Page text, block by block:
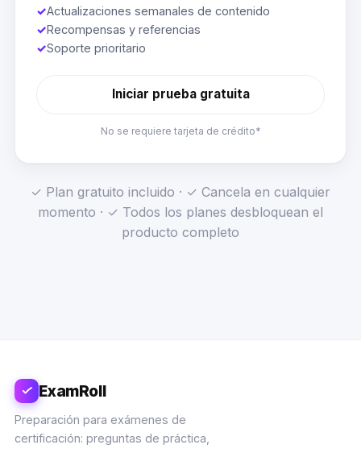
✓Actualizaciones semanales de contenido
✓Recompensas y referencias
✓Soporte prioritario
Iniciar prueba gratuita
No se requiere tarjeta de crédito*
✓ Plan gratuito incluido · ✓ Cancela en cualquier
momento · ✓ Todos los planes desbloquean el
producto completo
ExamRoll
Preparación para exámenes de
certificación: preguntas de práctica,